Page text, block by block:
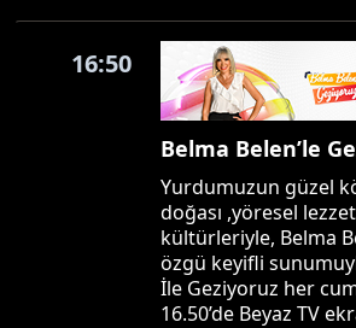
16:50
Belma Belen’le
Yurdumuzun güzel
doğası ,yöresel
kültürleriyle, Belma
özgü keyifli
İle Geziyoruz her
16.50’de Beyaz TV